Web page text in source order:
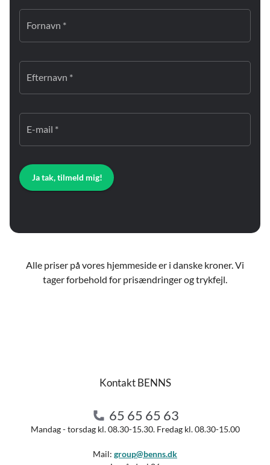
Fornavn *
Efternavn *
E-mail *
Ja tak, tilmeld mig!
Alle priser på vores hjemmeside er i danske kroner. Vi
tager forbehold for prisændringer og trykfejl.
Kontakt BENNS
65 65 65 63
Mandag - torsdag kl. 08.30-15.30. Fredag kl. 08.30-15.00
Mail: group@benns.dk